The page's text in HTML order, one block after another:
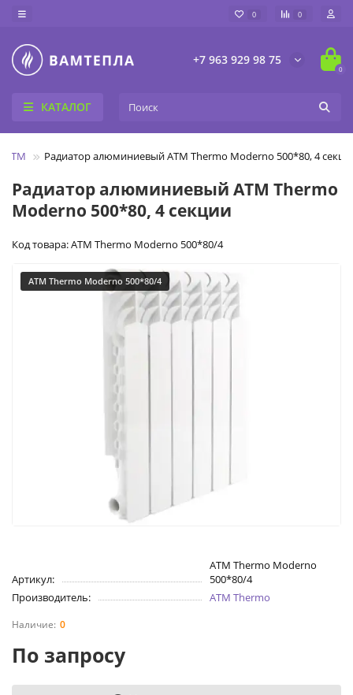
0 0
+7 963 929 98 75
0
КАТАЛОГ
Радиатор алюминиевый ATM Thermo Moderno 500*80, 4
Радиатор алюминиевый ATM Thermo
Moderno 500*80, 4 секции
Код товара: ATM Thermo Moderno 500*80/4
ATM Thermo Moderno 500*80/4
Артикул:
ATM Thermo Moderno
500*80/4
Производитель:
ATM Thermo
0
По запросу